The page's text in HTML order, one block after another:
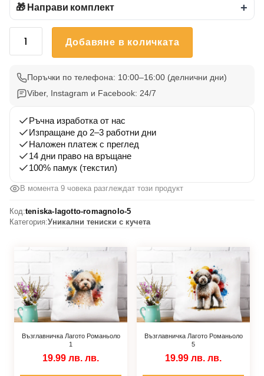
🎁 Направи комплект +
количество
Лагото
Романьоло
Добавяне в количката
Поръчки по телефона: 10:00–16:00 (делнични дни)
Viber, Instagram и Facebook: 24/7
Ръчна изработка от нас
Изпращане до 2–3 работни дни
Наложен платеж с преглед
14 дни право на връщане
100% памук (текстил)
В момента 8 човека разглеждат този продукт
Код:teniska-lagotto-romagnolo-5
Категория:Уникални тениски с кучета
Възглавничка Лагото Романьоло
1
19.99 лв. лв.
Възглавничка Лагото Романьоло
5
19.99 лв. лв.